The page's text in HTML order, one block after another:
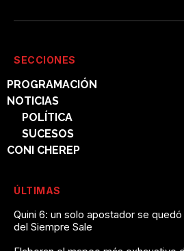
SECCIONES
PROGRAMACIÓN
NOTICIAS
POLÍTICA
SUCESOS
CONI CHEREP
ÚLTIMAS
Quini 6: un solo apostador se
del Siempre Sale